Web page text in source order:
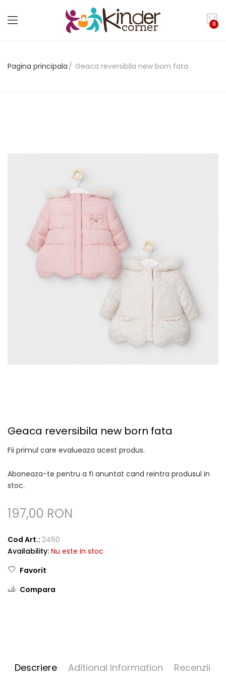
0
Pagina principala Geaca reversibila new born fata
Geaca reversibila new born fata
Fii primul care evalueaza acest produs.
Aboneaza-te pentru a fi anuntat cand reintra produsul in
stoc.
197,00 RON
Cod Art.: 2460
Availability: Nu este in stoc
Favorit
Compara
Descriere Aditional Information Recenzii